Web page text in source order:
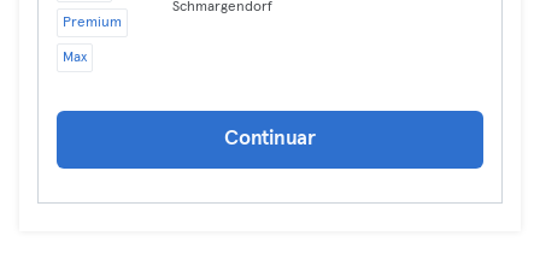
Premium
Max
Schmargendorf
Continuar